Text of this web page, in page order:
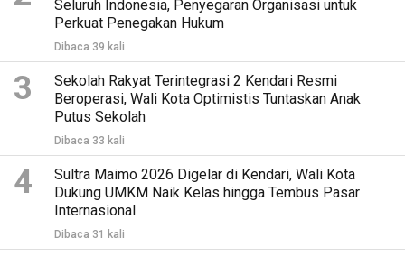
Seluruh Indonesia, Penyegaran Organisasi untuk
Perkuat Penegakan Hukum
Dibaca 39 kali
3
Sekolah Rakyat Terintegrasi 2 Kendari Resmi
Beroperasi, Wali Kota Optimistis Tuntaskan Anak
Putus Sekolah
Dibaca 33 kali
4
Sultra Maimo 2026 Digelar di Kendari, Wali Kota
Dukung UMKM Naik Kelas hingga Tembus Pasar
Internasional
Dibaca 31 kali